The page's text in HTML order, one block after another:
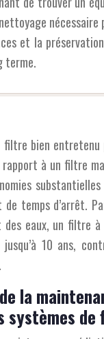
nécessaire
et la
terme.
filtre bien
à un filtre
temps d’arrêt.
eaux, un filtre
10 ans,
la
systèmes